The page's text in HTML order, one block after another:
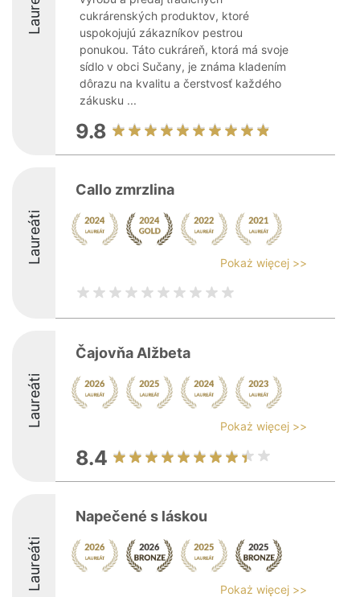
cukrárenských produktov, ktoré
uspokojujú zákazníkov pestrou
ponukou. Táto cukráreň, ktorá má svoje
sídlo v obci Sučany, je známa kladením
dôrazu na kvalitu a čerstvosť každého
zákusku ...
9.8
Laureáti
Callo zmrzlina
Pokaż więcej >>
Laureáti
Čajovňa Alžbeta
Pokaż więcej >>
8.4
Laureáti
Napečené s láskou
Pokaż więcej >>